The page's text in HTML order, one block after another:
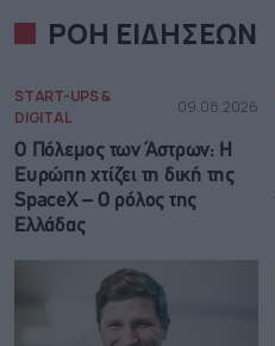
ΡΟΗ ΕΙΔΗΣΕΩΝ
START-UPS &
DIGITAL
09.08.2026
Ο Πόλεμος των Άστρων: Η
Ευρώπη χτίζει τη δική της
SpaceX – Ο ρόλος της
Ελλάδας